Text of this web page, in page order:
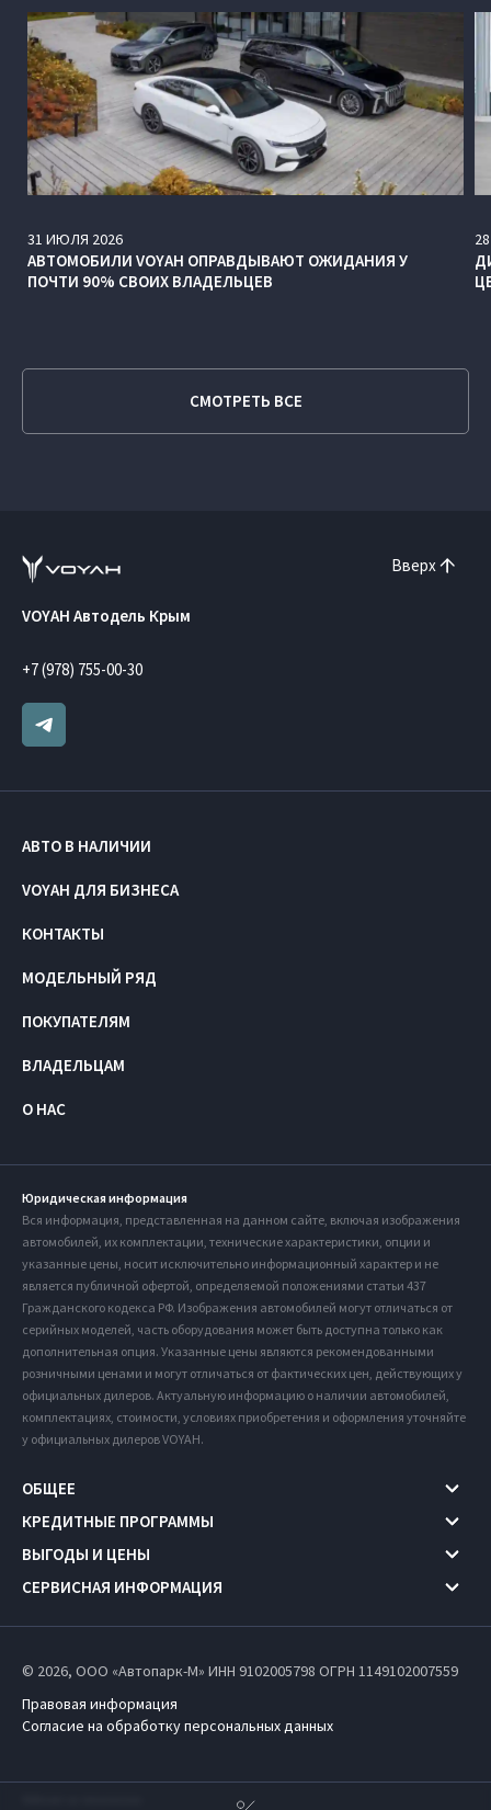
31 ИЮЛЯ 2026
АВТОМОБИЛИ VOYAH ОПРАВДЫВАЮТ ОЖИДАНИЯ У
ПОЧТИ 90% СВОИХ ВЛАДЕЛЬЦЕВ
28
СМОТРЕТЬ ВСЕ
Вверх
VOYAH Автодель Крым
+7 (978) 755-00-30
АВТО В НАЛИЧИИ
VOYAH ДЛЯ БИЗНЕСА
КОНТАКТЫ
МОДЕЛЬНЫЙ РЯД
ПОКУПАТЕЛЯМ
ВЛАДЕЛЬЦАМ
О НАС
Юридическая информация
Вся информация, представленная на данном сайте, включая изображения
автомобилей, их комплектации, технические характеристики, опции и
указанные цены, носит исключительно информационный характер и не
является публичной офертой, определяемой положениями статьи 437
Гражданского кодекса РФ. Изображения автомобилей могут отличаться от
серийных моделей, часть оборудования может быть доступна только как
дополнительная опция. Указанные цены являются рекомендованными
розничными ценами и могут отличаться от фактических цен, действующих у
официальных дилеров. Актуальную информацию о наличии автомобилей,
комплектациях, стоимости, условиях приобретения и оформления уточняйте
у официальных дилеров VOYAH.
ОБЩЕЕ
КРЕДИТНЫЕ ПРОГРАММЫ
ВЫГОДЫ И ЦЕНЫ
СЕРВИСНАЯ ИНФОРМАЦИЯ
© 2026, ООО «Автопарк-М» ИНН 9102005798 ОГРН 1149102007559
Правовая информация
Согласие на обработку персональных данных